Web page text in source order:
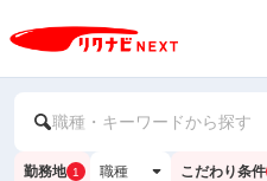
職種・キーワードから探す
勤務地 1 職種 こだわり条件